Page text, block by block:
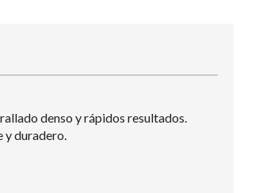
denso y rápidos resultados.
duradero.